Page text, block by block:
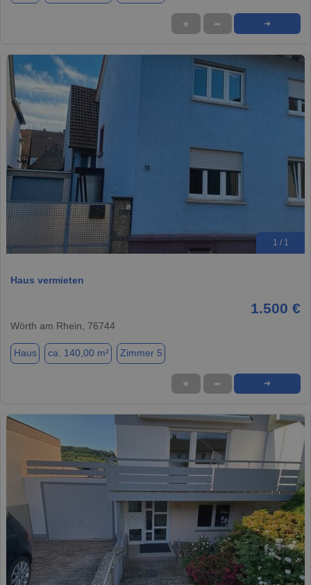
★ ➦ ➜
1 / 1
Haus vermieten
1.500 €
Wörth am Rhein, 76744
Haus ca. 140,00 m² Zimmer 5
★ ➦ ➜